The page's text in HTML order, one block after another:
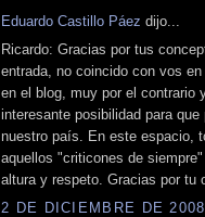
Eduardo Castillo Páez dijo...
Ricardo: Gracias por tus
entrada, no coincido con vos
en el blog, muy por el contrario
interesante posibilidad para
nuestro país. En este espacio,
aquellos "criticones de
altura y respeto. Gracias por tu
2 DE DICIEMBRE DE